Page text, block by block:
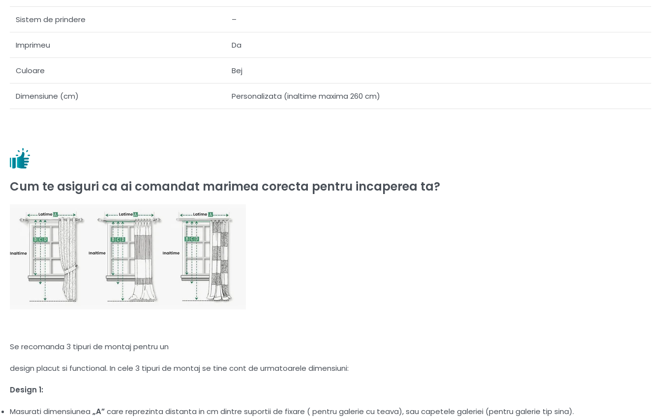
Sistem de prindere –
Imprimeu Da
Culoare Bej
Dimensiune (cm) Personalizata (inaltime maxima 260 cm)
Cum te asiguri ca ai comandat marimea corecta pentru incaperea ta?
Se recomanda 3 tipuri de montaj pentru un
design placut si functional. In cele 3 tipuri de montaj se tine cont de urmatoarele dimensiuni:
Design 1:
Masurati dimensiunea „A”care reprezinta distanta in cm dintre suportii de fixare ( pentru galerie cu teava), sau capetele galeriei (pentru galerie tip sina).